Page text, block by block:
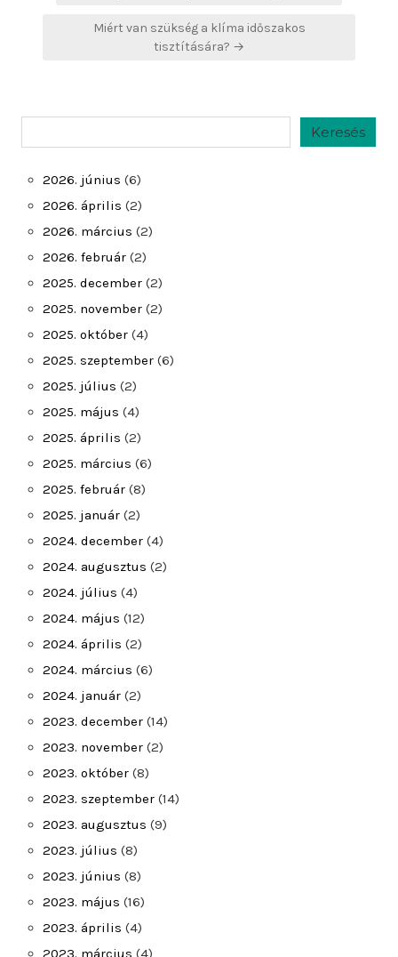
Miért van szükség a klíma időszakos
tisztítására? →
Keresés
2026. június (6)
2026. április (2)
2026. március (2)
2026. február (2)
2025. december (2)
2025. november (2)
2025. október (4)
2025. szeptember (6)
2025. július (2)
2025. május (4)
2025. április (2)
2025. március (6)
2025. február (8)
2025. január (2)
2024. december (4)
2024. augusztus (2)
2024. július (4)
2024. május (12)
2024. április (2)
2024. március (6)
2024. január (2)
2023. december (14)
2023. november (2)
2023. október (8)
2023. szeptember (14)
2023. augusztus (9)
2023. július (8)
2023. június (8)
2023. május (16)
2023. április (4)
2023. március (4)